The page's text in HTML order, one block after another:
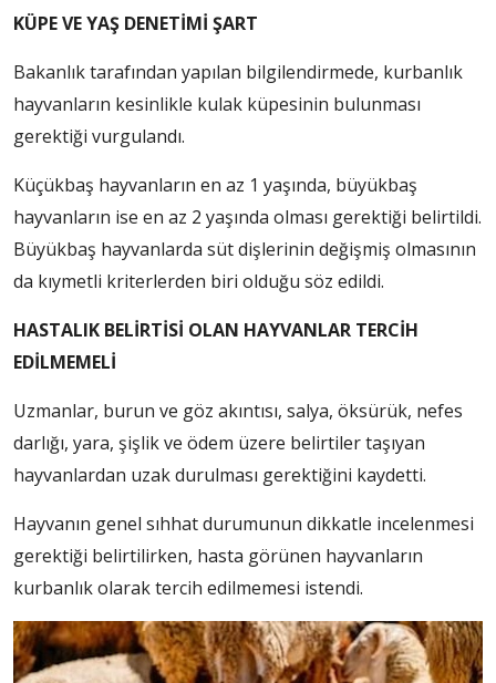
KÜPE VE YAŞ DENETİMİ ŞART
Bakanlık tarafından yapılan bilgilendirmede, kurbanlık
hayvanların kesinlikle kulak küpesinin bulunması
gerektiği vurgulandı.
Küçükbaş hayvanların en az 1 yaşında, büyükbaş
hayvanların ise en az 2 yaşında olması gerektiği belirtildi.
Büyükbaş hayvanlarda süt dişlerinin değişmiş olmasının
da kıymetli kriterlerden biri olduğu söz edildi.
HASTALIK BELİRTİSİ OLAN HAYVANLAR TERCİH
EDİLMEMELİ
Uzmanlar, burun ve göz akıntısı, salya, öksürük, nefes
darlığı, yara, şişlik ve ödem üzere belirtiler taşıyan
hayvanlardan uzak durulması gerektiğini kaydetti.
Hayvanın genel sıhhat durumunun dikkatle incelenmesi
gerektiği belirtilirken, hasta görünen hayvanların
kurbanlık olarak tercih edilmemesi istendi.